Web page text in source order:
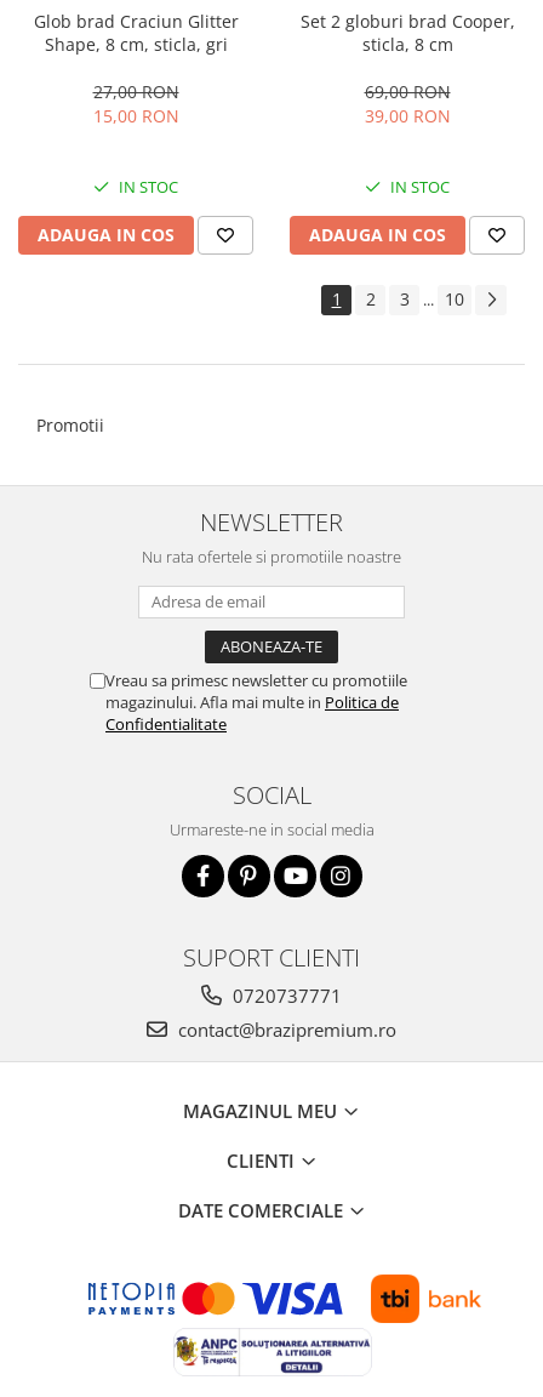
Glob brad Craciun Glitter
Shape, 8 cm, sticla, gri
27,00 RON
15,00 RON
IN STOC
ADAUGA IN COS
Set 2 globuri brad Cooper,
sticla, 8 cm
69,00 RON
39,00 RON
IN STOC
ADAUGA IN COS
1 2 3 ... 10
Promotii
NEWSLETTER
Nu rata ofertele si promotiile noastre
Vreau sa primesc newsletter cu promotiile
magazinului. Afla mai multe in Politica de
Confidentialitate
SOCIAL
Urmareste-ne in social media
SUPORT CLIENTI
0720737771
contact@brazipremium.ro
MAGAZINUL MEU
CLIENTI
DATE COMERCIALE